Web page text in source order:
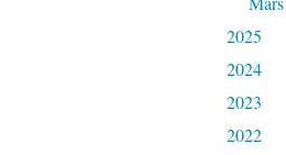
2025
2024
2023
2022